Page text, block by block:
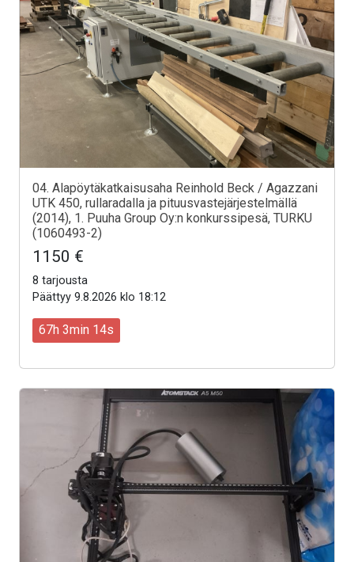
04. Alapöytäkatkaisusaha Reinhold Beck / Agazzani
UTK 450, rullaradalla ja pituusvastejärjestelmällä
(2014), 1. Puuha Group Oy:n konkurssipesä, TURKU
(1060493-2)
1150 €
8 tarjousta
Päättyy 9.8.2026 klo 18:12
67h 3min 12s